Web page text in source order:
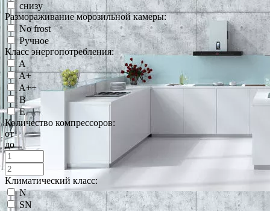
снизу
Размораживание морозильной камеры:
No frost
Ручное
Класс энергопотребления:
A
A+
A++
B
E
Количество компрессоров:
от
до
Климатический класс:
N
SN